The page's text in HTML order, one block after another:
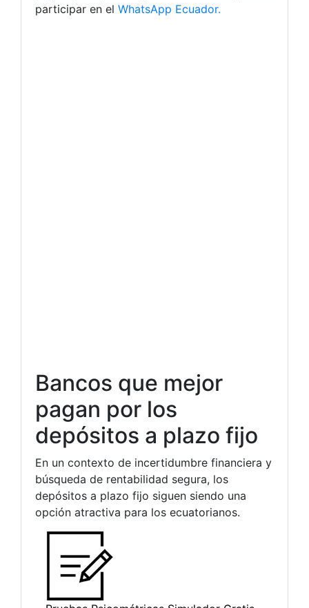
participar en el WhatsApp Ecuador.
Bancos que mejor
pagan por los
depósitos a plazo fijo
En un contexto de incertidumbre financiera y
búsqueda de rentabilidad segura, los
depósitos a plazo fijo siguen siendo una
opción atractiva para los ecuatorianos.